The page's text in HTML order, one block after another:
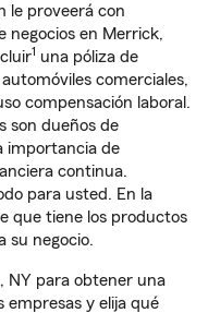
le proveerá con
negocios en Merrick,
1 una póliza de
comerciales,
compensación laboral.
son dueños de
importancia de
continua.
para usted. En la
que tiene los productos
su negocio.
NY para obtener una
empresas y elija qué